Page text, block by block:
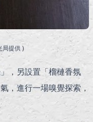
局提供 )
，另設置「榴槤香氛
，進行一場嗅覺探索，